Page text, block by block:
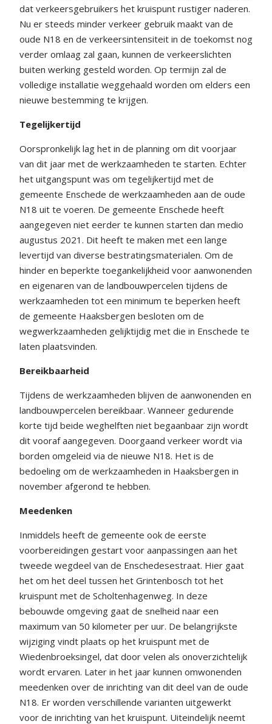
dat verkeersgebruikers het kruispunt rustiger naderen.
Nu er steeds minder verkeer gebruik maakt van de
oude N18 en de verkeersintensiteit in de toekomst nog
verder omlaag zal gaan, kunnen de verkeerslichten
buiten werking gesteld worden. Op termijn zal de
volledige installatie weggehaald worden om elders een
nieuwe bestemming te krijgen.
Tegelijkertijd
Oorspronkelijk lag het in de planning om dit voorjaar
van dit jaar met de werkzaamheden te starten. Echter
het uitgangspunt was om tegelijkertijd met de
gemeente Enschede de werkzaamheden aan de oude
N18 uit te voeren. De gemeente Enschede heeft
aangegeven niet eerder te kunnen starten dan medio
augustus 2021. Dit heeft te maken met een lange
levertijd van diverse bestratingsmaterialen. Om de
hinder en beperkte toegankelijkheid voor aanwonenden
en eigenaren van de landbouwpercelen tijdens de
werkzaamheden tot een minimum te beperken heeft
de gemeente Haaksbergen besloten om de
wegwerkzaamheden gelijktijdig met die in Enschede te
laten plaatsvinden.
Bereikbaarheid
Tijdens de werkzaamheden blijven de aanwonenden en
landbouwpercelen bereikbaar. Wanneer gedurende
korte tijd beide weghelften niet begaanbaar zijn wordt
dit vooraf aangegeven. Doorgaand verkeer wordt via
borden omgeleid via de nieuwe N18. Het is de
bedoeling om de werkzaamheden in Haaksbergen in
november afgerond te hebben.
Meedenken
Inmiddels heeft de gemeente ook de eerste
voorbereidingen gestart voor aanpassingen aan het
tweede wegdeel van de Enschedesestraat. Hier gaat
het om het deel tussen het Grintenbosch tot het
kruispunt met de Scholtenhagenweg. In deze
bebouwde omgeving gaat de snelheid naar een
maximum van 50 kilometer per uur. De belangrijkste
wijziging vindt plaats op het kruispunt met de
Wiedenbroeksingel, dat door velen als onoverzichtelijk
wordt ervaren. Later in het jaar kunnen omwonenden
meedenken over de inrichting van dit deel van de oude
N18. Er worden verschillende varianten uitgewerkt
voor de inrichting van het kruispunt. Uiteindelijk neemt